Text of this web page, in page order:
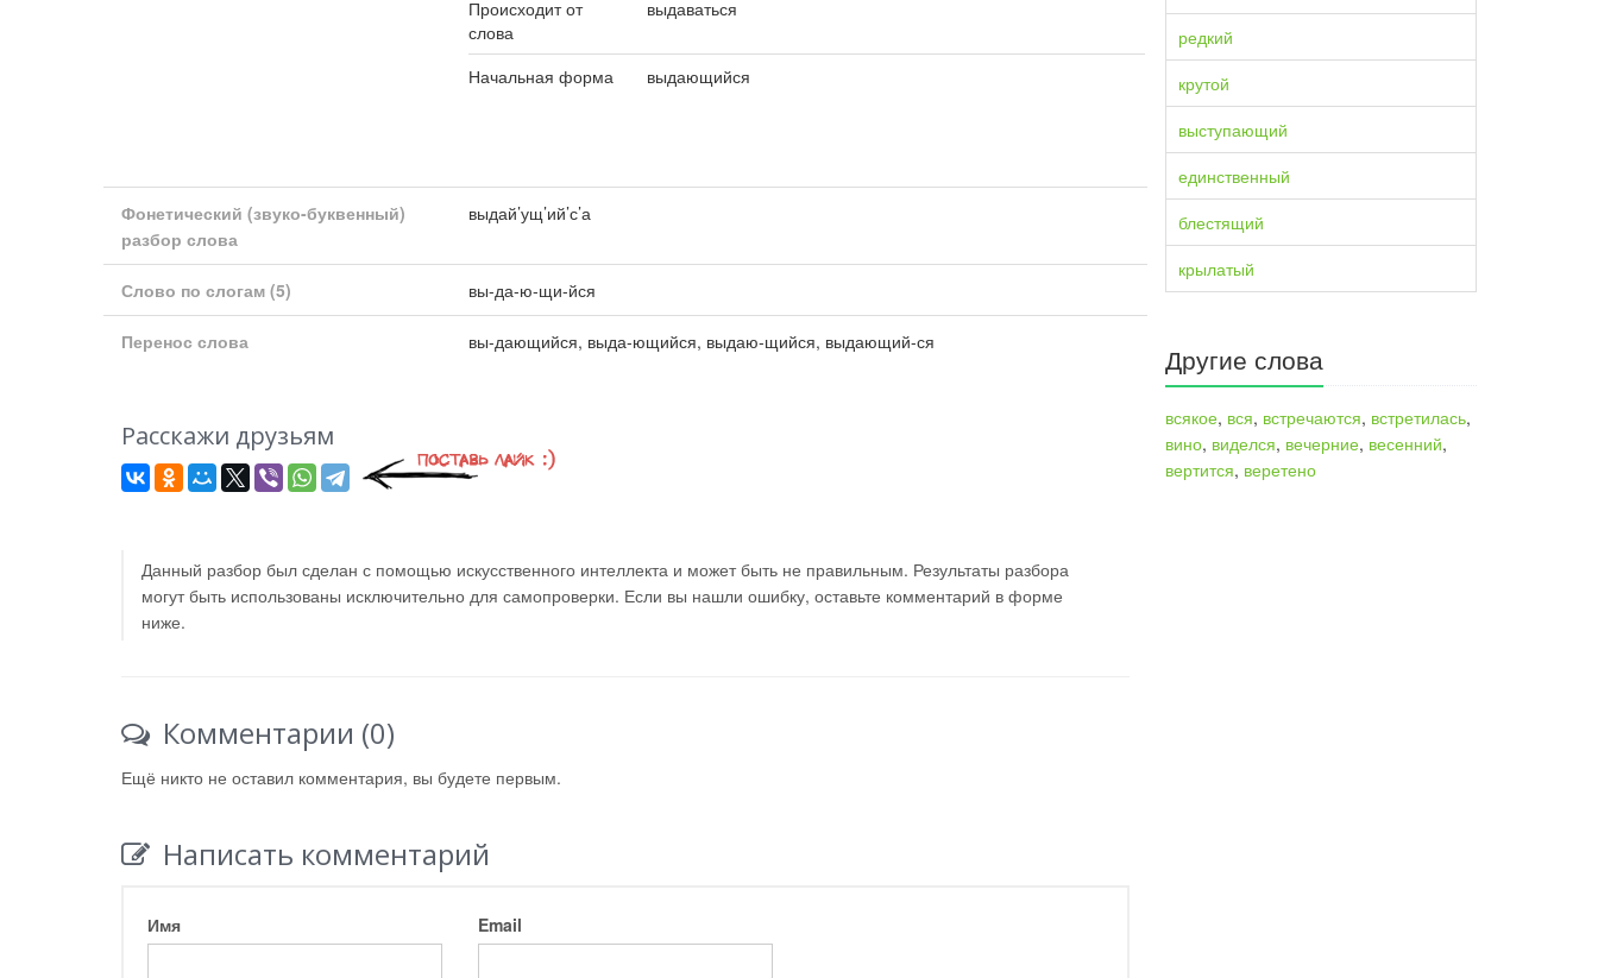
Происходит от
слова
выдаваться
Начальная форма выдающийся
Фонетический (звуко-буквенный)
разбор слова
выдай’ущ’ий’с’а
Слово по слогам (5) вы-да-ю-щи-йся
Перенос слова вы-дающийся, выда-ющийся, выдаю-щийся, выдающий-ся
Расскажи друзьям
Данный разбор был сделан с помощью искусственного интеллекта и может быть не правильным. Результаты разбора
могут быть использованы исключительно для самопроверки. Если вы нашли ошибку, оставьте комментарий в форме
ниже.
Комментарии (0)
Ещё никто не оставил комментария, вы будете первым.
Написать комментарий
Имя Email
редкий
крутой
выступающий
единственный
блестящий
крылатый
Другие слова
всякое, вся, встречаются, встретилась,
вино, виделся, вечерние, весенний,
вертится, веретено